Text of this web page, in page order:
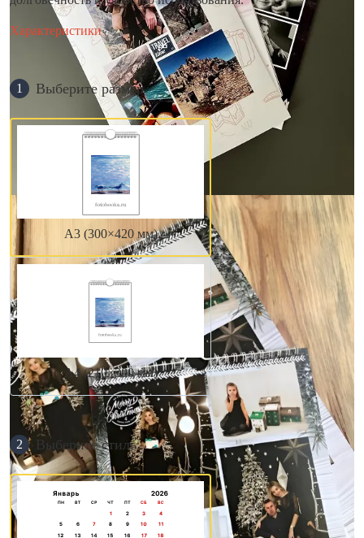
Характеристики
1 Выберите размер
А3 (300×420 мм)
А4 (210×300 мм)
2 Выберите стиль